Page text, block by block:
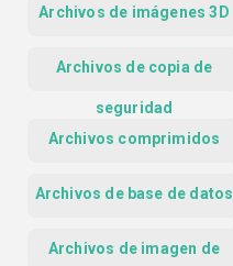
Archivos de imágenes 3D
Archivos de copia de
seguridad
Archivos comprimidos
Archivos de base de datos
Archivos de imagen de